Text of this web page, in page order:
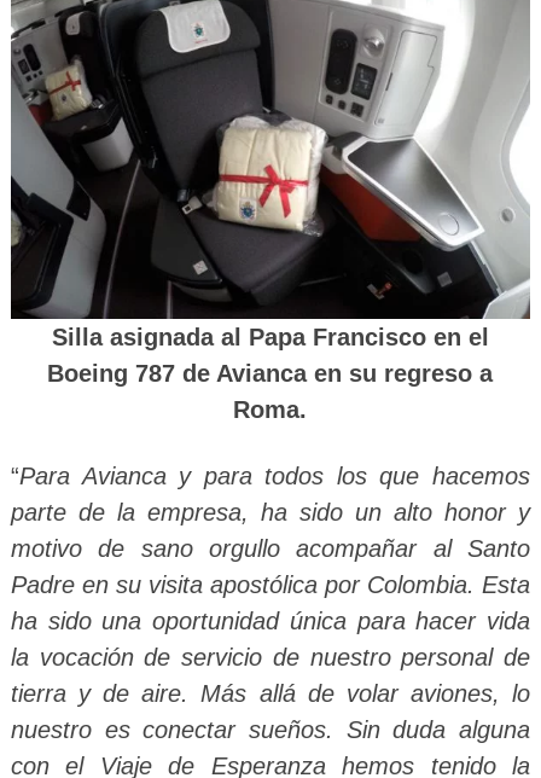
Silla asignada al Papa Francisco en el
Boeing 787 de Avianca en su regreso a
Roma.
“Para Avianca y para todos los que hacemos
parte de la empresa, ha sido un alto honor y
motivo de sano orgullo acompañar al Santo
Padre en su visita apostólica por Colombia. Esta
ha sido una oportunidad única para hacer vida
la vocación de servicio de nuestro personal de
tierra y de aire. Más allá de volar aviones, lo
nuestro es conectar sueños. Sin duda alguna
con el Viaje de Esperanza hemos tenido la